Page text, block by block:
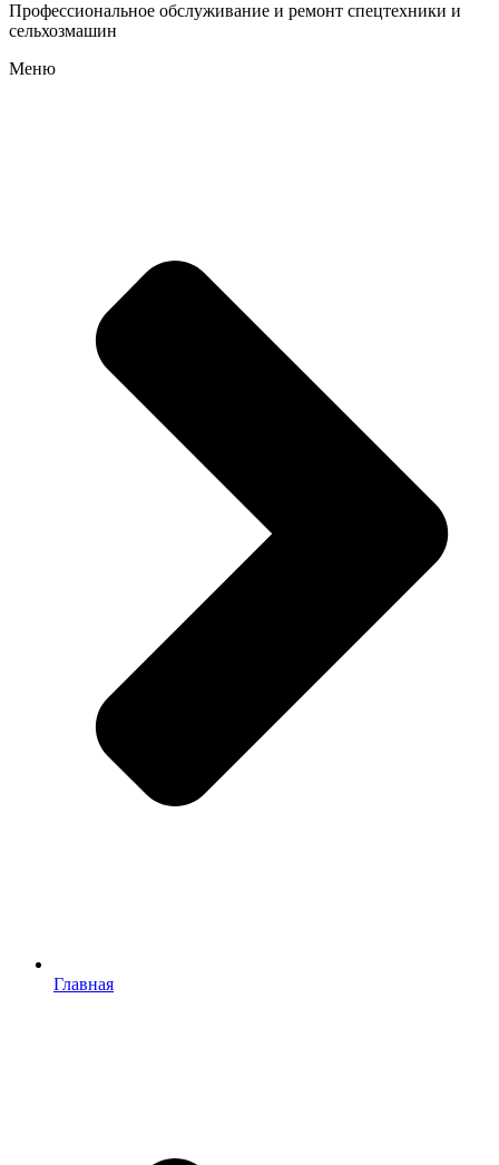
Профессиональное обслуживание и ремонт спецтехники и
сельхозмашин
Меню
Главная